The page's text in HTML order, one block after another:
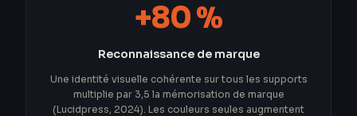
+80 %
Reconnaissance de marque
Une identité visuelle cohérente sur tous les supports
multiplie par 3,5 la mémorisation de marque
(Lucidpress, 2024). Les couleurs seules augmentent